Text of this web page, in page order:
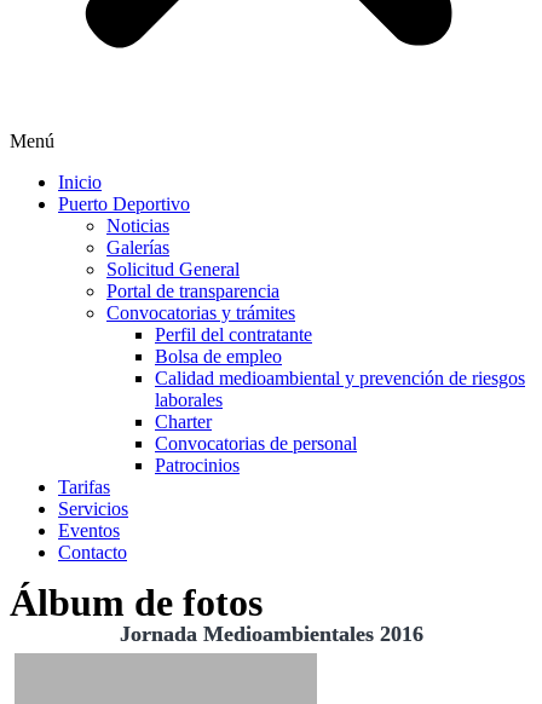
Menú
Inicio
Puerto Deportivo
Noticias
Galerías
Solicitud General
Portal de transparencia
Convocatorias y trámites
Perfil del contratante
Bolsa de empleo
Calidad medioambiental y prevención de riesgos
laborales
Charter
Convocatorias de personal
Patrocinios
Tarifas
Servicios
Eventos
Contacto
Álbum de fotos
Jornada Medioambientales 2016